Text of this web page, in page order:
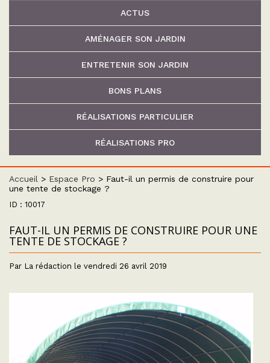
ACTUS
AMÉNAGER SON JARDIN
ENTRETENIR SON JARDIN
BONS PLANS
RÉALISATIONS PARTICULIER
RÉALISATIONS PRO
Accueil > Espace Pro > Faut-il un permis de construire pour
une tente de stockage ?
ID : 10017
FAUT-IL UN PERMIS DE CONSTRUIRE POUR UNE
TENTE DE STOCKAGE ?
Par La rédaction le vendredi 26 avril 2019